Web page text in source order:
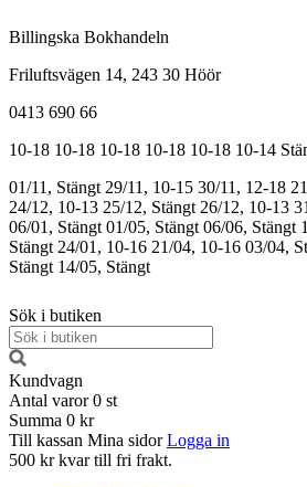
Billingska Bokhandeln
Friluftsvägen 14, 243 30 Höör
0413 690 66
10-18 10-18 10-18 10-18 10-18 10-14
01/11, Stängt 29/11, 10-15 30/11, 12-18
24/12, 10-13 25/12, Stängt 26/12, 10-13
06/01, Stängt 01/05, Stängt 06/06, Stängt
Stängt 24/01, 10-16 21/04, 10-16 03/04,
Stängt 14/05, Stängt
Sök i butiken
Kundvagn
Antal varor 0 st
Summa 0 kr
Till kassan Mina sidor Logga in
500 kr kvar till fri frakt.